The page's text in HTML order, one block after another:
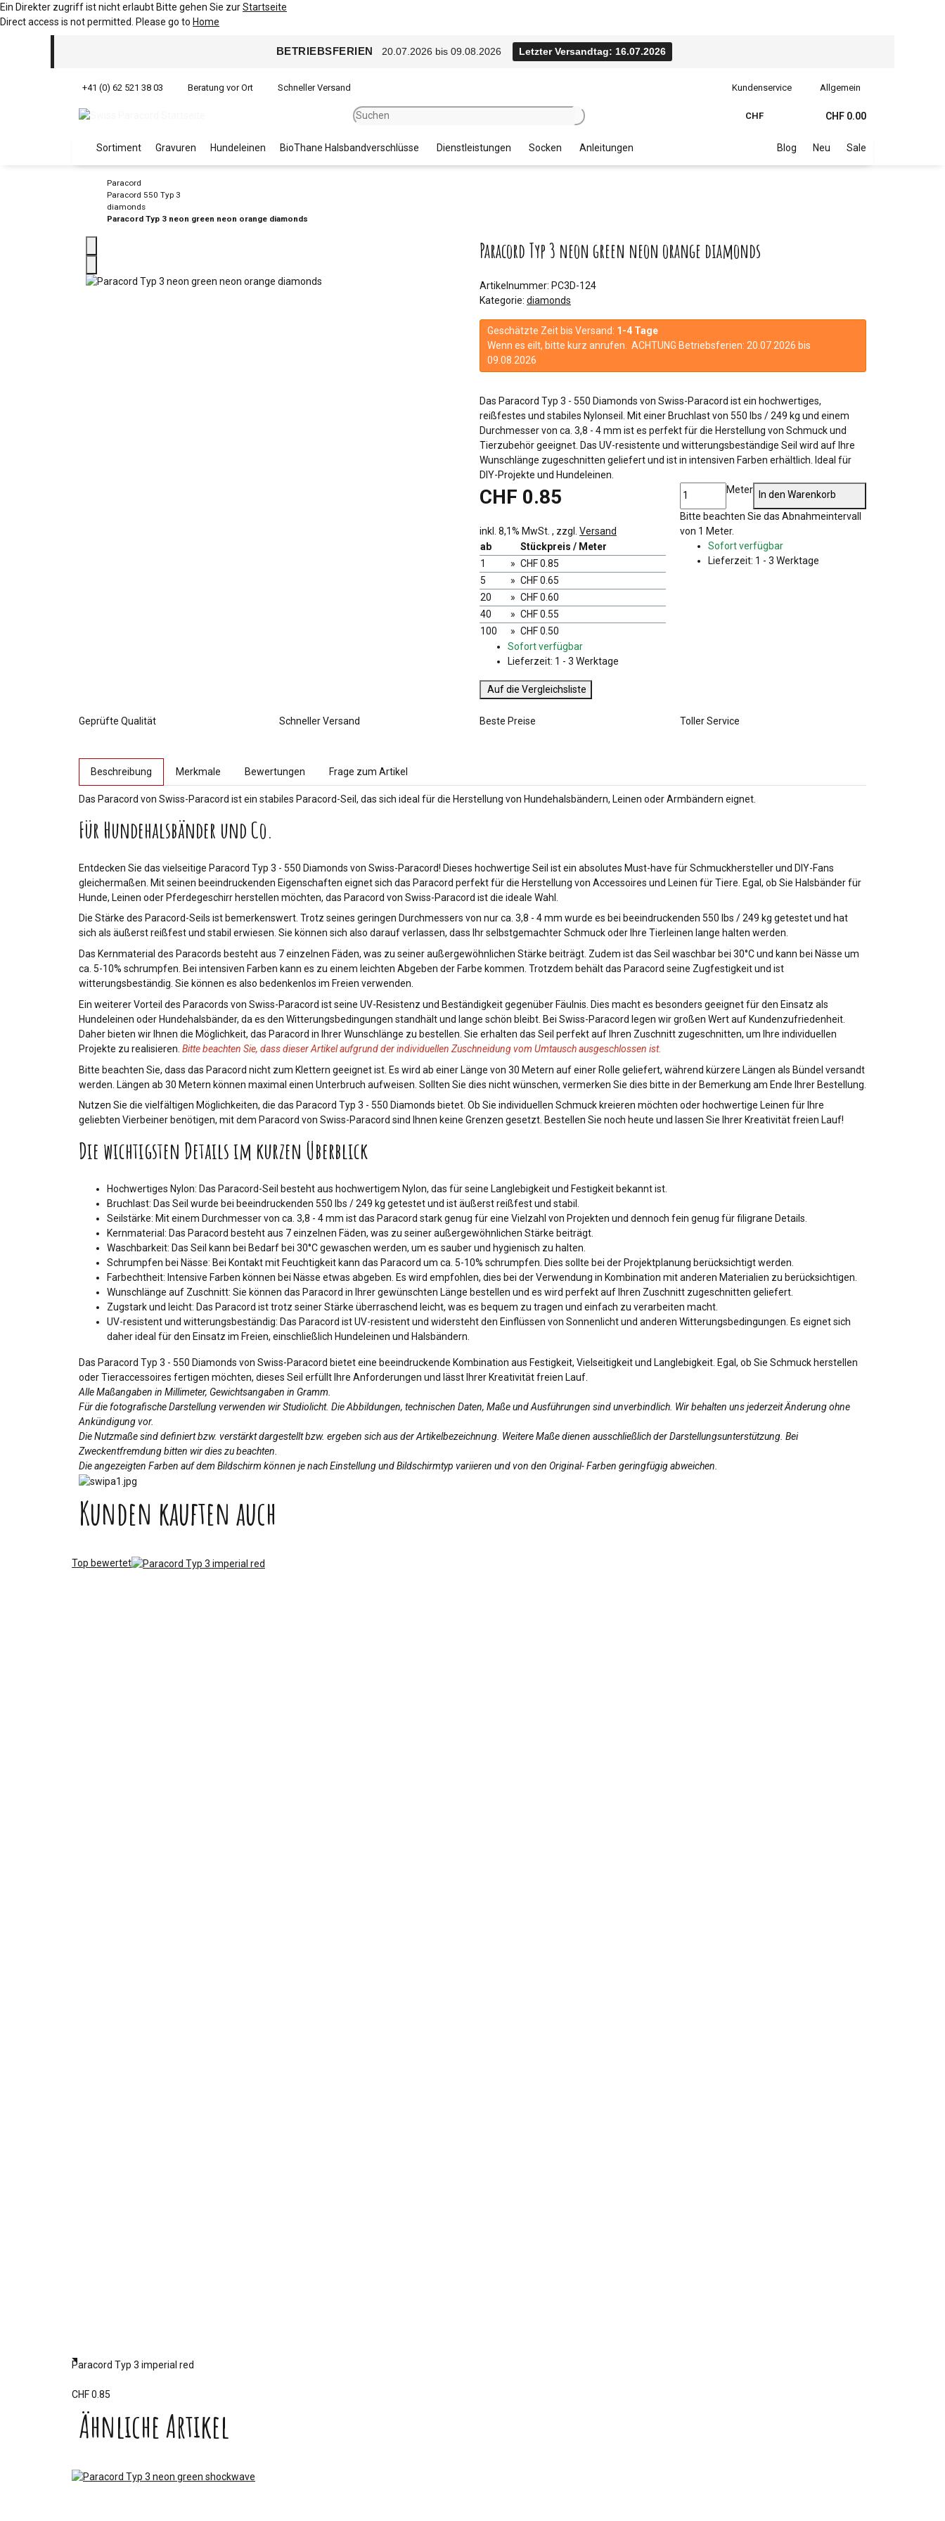
Ein Direkter zugriff ist nicht erlaubt Bitte gehen Sie zurStartseite
Direct access is not permitted. Please go to Home
BETRIEBSFERIEN 20.07.2026 bis 09.08.2026 Letzter Versandtag: 16.07.2026
+41 (0) 62 521 38 03 Beratung vor Ort Schneller Versand Kundenservice Allgemein
CHF CHF 0.00
Sortiment Gravuren Hundeleinen BioThane Halsbandverschlüsse Dienstleistungen Socken Anleitungen Blog Neu Sale
Paracord
Paracord 550 Typ 3
diamonds
Paracord Typ 3 neon green neon orange diamonds
Paracord Typ 3 neon green neon orange diamonds
Artikelnummer: PC3D-124
Kategorie: diamonds
Geschätzte Zeit bis Versand: 1-4 Tage
Wenn es eilt, bitte kurz anrufen. ACHTUNG Betriebsferien: 20.07.2026 bis
09.08.2026
Das Paracord Typ 3 - 550 Diamonds von Swiss-Paracord ist ein hochwertiges,
reißfestes und stabiles Nylonseil. Mit einer Bruchlast von 550 lbs / 249 kg und einem
Durchmesser von ca. 3,8 - 4 mm ist es perfekt für die Herstellung von Schmuck und
Tierzubehör geeignet. Das UV-resistente und witterungsbeständige Seil wird auf Ihre
Wunschlänge zugeschnitten geliefert und ist in intensiven Farben erhältlich. Ideal für
DIY-Projekte und Hundeleinen.
CHF 0.85
inkl. 8,1% MwSt. , zzgl. Versand
ab
Stückpreis / Meter
1
» CHF 0.85
5
» CHF 0.65
20
» CHF 0.60
40
» CHF 0.55
100
» CHF 0.50
Sofort verfügbar
Lieferzeit: 1 - 3 Werktage
Meter
In den Warenkorb
x
Bitte beachten Sie das Abnahmeintervall
von 1 Meter.
Sofort verfügbar
Lieferzeit: 1 - 3 Werktage
Auf die Vergleichsliste
Geprüfte Qualität Schneller Versand Beste Preise Toller Service
Beschreibung Merkmale Bewertungen Frage zum Artikel
Das Paracord von Swiss-Paracord ist ein stabiles Paracord-Seil, das sich ideal für die Herstellung von Hundehalsbändern, Leinen oder Armbändern eignet.
Für Hundehalsbänder und Co.
Entdecken Sie das vielseitige Paracord Typ 3 - 550 Diamonds von Swiss-Paracord! Dieses hochwertige Seil ist ein absolutes Must-have für Schmuckhersteller und DIY-Fans
gleichermaßen. Mit seinen beeindruckenden Eigenschaften eignet sich das Paracord perfekt für die Herstellung von Accessoires und Leinen für Tiere. Egal, ob Sie Halsbänder für
Hunde, Leinen oder Pferdegeschirr herstellen möchten, das Paracord von Swiss-Paracord ist die ideale Wahl.
Die Stärke des Paracord-Seils ist bemerkenswert. Trotz seines geringen Durchmessers von nur ca. 3,8 - 4 mm wurde es bei beeindruckenden 550 lbs / 249 kg getestet und hat
sich als äußerst reißfest und stabil erwiesen. Sie können sich also darauf verlassen, dass Ihr selbstgemachter Schmuck oder Ihre Tierleinen lange halten werden.
Das Kernmaterial des Paracords besteht aus 7 einzelnen Fäden, was zu seiner außergewöhnlichen Stärke beiträgt. Zudem ist das Seil waschbar bei 30°C und kann bei Nässe um
ca. 5-10% schrumpfen. Bei intensiven Farben kann es zu einem leichten Abgeben der Farbe kommen. Trotzdem behält das Paracord seine Zugfestigkeit und ist
witterungsbeständig. Sie können es also bedenkenlos im Freien verwenden.
Ein weiterer Vorteil des Paracords von Swiss-Paracord ist seine UV-Resistenz und Beständigkeit gegenüber Fäulnis. Dies macht es besonders geeignet für den Einsatz als
Hundeleinen oder Hundehalsbänder, da es den Witterungsbedingungen standhält und lange schön bleibt. Bei Swiss-Paracord legen wir großen Wert auf Kundenzufriedenheit.
Daher bieten wir Ihnen die Möglichkeit, das Paracord in Ihrer Wunschlänge zu bestellen. Sie erhalten das Seil perfekt auf Ihren Zuschnitt zugeschnitten, um Ihre individuellen
Projekte zu realisieren. Bitte beachten Sie, dass dieser Artikel aufgrund der individuellen Zuschneidung vom Umtausch ausgeschlossen ist.
Bitte beachten Sie, dass das Paracord nicht zum Klettern geeignet ist. Es wird ab einer Länge von 30 Metern auf einer Rolle geliefert, während kürzere Längen als Bündel versandt
werden. Längen ab 30 Metern können maximal einen Unterbruch aufweisen. Sollten Sie dies nicht wünschen, vermerken Sie dies bitte in der Bemerkung am Ende Ihrer Bestellung.
Nutzen Sie die vielfältigen Möglichkeiten, die das Paracord Typ 3 - 550 Diamonds bietet. Ob Sie individuellen Schmuck kreieren möchten oder hochwertige Leinen für Ihre
geliebten Vierbeiner benötigen, mit dem Paracord von Swiss-Paracord sind Ihnen keine Grenzen gesetzt. Bestellen Sie noch heute und lassen Sie Ihrer Kreativität freien Lauf!
Die wichtigsten Details im kurzen Überblick
Hochwertiges Nylon: Das Paracord-Seil besteht aus hochwertigem Nylon, das für seine Langlebigkeit und Festigkeit bekannt ist.
Bruchlast: Das Seil wurde bei beeindruckenden 550 lbs / 249 kg getestet und ist äußerst reißfest und stabil.
Seilstärke: Mit einem Durchmesser von ca. 3,8 - 4 mm ist das Paracord stark genug für eine Vielzahl von Projekten und dennoch fein genug für filigrane Details.
Kernmaterial: Das Paracord besteht aus 7 einzelnen Fäden, was zu seiner außergewöhnlichen Stärke beiträgt.
Waschbarkeit: Das Seil kann bei Bedarf bei 30°C gewaschen werden, um es sauber und hygienisch zu halten.
Schrumpfen bei Nässe: Bei Kontakt mit Feuchtigkeit kann das Paracord um ca. 5-10% schrumpfen. Dies sollte bei der Projektplanung berücksichtigt werden.
Farbechtheit: Intensive Farben können bei Nässe etwas abgeben. Es wird empfohlen, dies bei der Verwendung in Kombination mit anderen Materialien zu berücksichtigen.
Wunschlänge auf Zuschnitt: Sie können das Paracord in Ihrer gewünschten Länge bestellen und es wird perfekt auf Ihren Zuschnitt zugeschnitten geliefert.
Zugstark und leicht: Das Paracord ist trotz seiner Stärke überraschend leicht, was es bequem zu tragen und einfach zu verarbeiten macht.
UV-resistent und witterungsbeständig: Das Paracord ist UV-resistent und widersteht den Einflüssen von Sonnenlicht und anderen Witterungsbedingungen. Es eignet sich
daher ideal für den Einsatz im Freien, einschließlich Hundeleinen und Halsbändern.
Das Paracord Typ 3 - 550 Diamonds von Swiss-Paracord bietet eine beeindruckende Kombination aus Festigkeit, Vielseitigkeit und Langlebigkeit. Egal, ob Sie Schmuck herstellen
oder Tieraccessoires fertigen möchten, dieses Seil erfüllt Ihre Anforderungen und lässt Ihrer Kreativität freien Lauf.
Alle Maßangaben in Millimeter, Gewichtsangaben in Gramm.
Für die fotografische Darstellung verwenden wir Studiolicht. Die Abbildungen, technischen Daten, Maße und Ausführungen sind unverbindlich. Wir behalten uns jederzeit Änderung ohne
Ankündigung vor.
Die Nutzmaße sind definiert bzw. verstärkt dargestellt bzw. ergeben sich aus der Artikelbezeichnung. Weitere Maße dienen ausschließlich der Darstellungsunterstützung. Bei
Zweckentfremdung bitten wir dies zu beachten.
Die angezeigten Farben auf dem Bildschirm können je nach Einstellung und Bildschirmtyp variieren und von den Original- Farben geringfügig abweichen.
Kunden kauften auch
Top bewertet
Paracord Typ 3 imperial red
CHF 0.85
Ähnliche Artikel